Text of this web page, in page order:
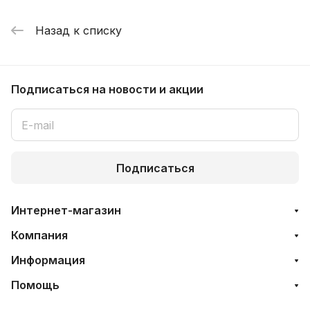
Назад к списку
Подписаться на новости и акции
Подписаться
Интернет-магазин
Компания
Информация
Помощь